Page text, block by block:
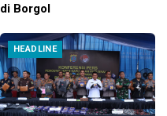
di Borgol
HEADLINE